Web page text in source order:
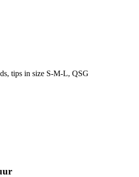
tips in size S-M-L, QSG